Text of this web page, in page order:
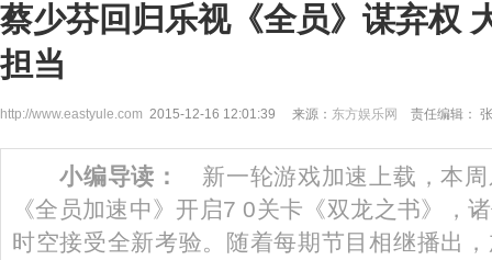
蔡少芬回归乐视《全员》谋弃权
担当
http://www.eastyule.com 2015-12-16 12:01:39 来源： 东方娱乐网 责任编辑：
小编导读：
新一轮游戏加速上载，本
《全员加速中》开启7 0关卡《双龙之书》，
时空接受全新考验。随着每期节目相继播出